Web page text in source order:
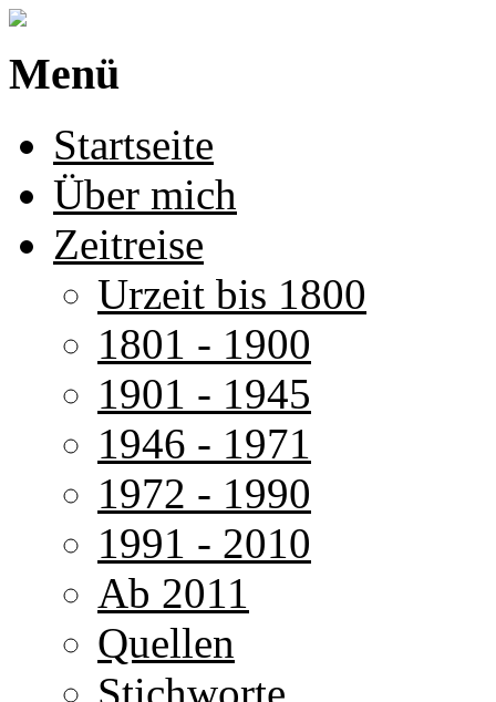
Menü
Startseite
Über mich
Zeitreise
Urzeit bis 1800
1801 - 1900
1901 - 1945
1946 - 1971
1972 - 1990
1991 - 2010
Ab 2011
Quellen